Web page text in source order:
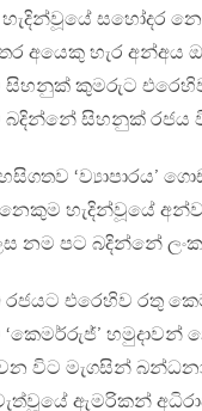
හැදින්වූයේ සහෝදර
අයෙකු හැර අන්අය
කුමරුට
සිහනුක් රජය
‘ව්‍යාපාරය’
හැදින්වූයේ
නම පට බදින්නේ
එරෙහිව රතු
‘කෙමර්රුජ්’
විට මැගසින්
ඇමරිකන්